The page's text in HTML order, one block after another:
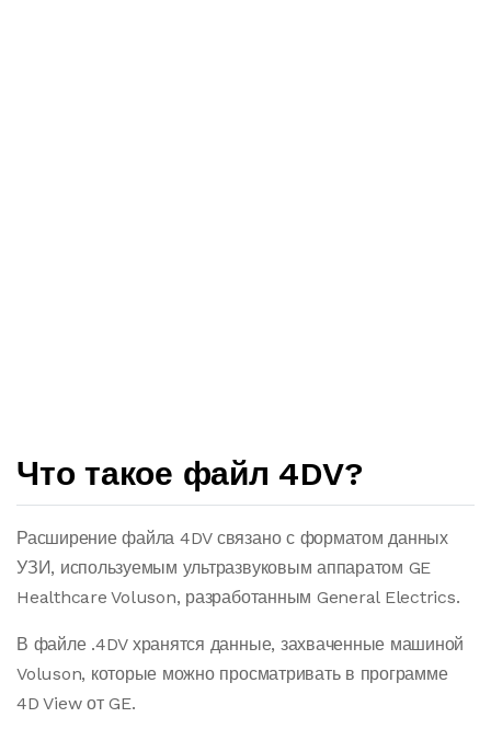
Что такое файл 4DV?
Расширение файла 4DV связано с форматом данных
УЗИ, используемым ультразвуковым аппаратом GE
Healthcare Voluson, разработанным General Electrics.
В файле .4DV хранятся данные, захваченные машиной
Voluson, которые можно просматривать в программе
4D View от GE.